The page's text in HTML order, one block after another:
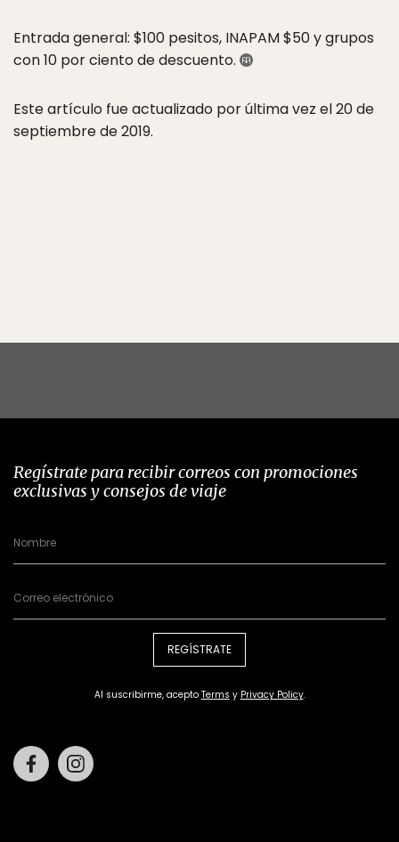
Entrada general: $100 pesitos, INAPAM $50 y grupos
con 10 por ciento de descuento.
Este artículo fue actualizado por última vez el 20 de
septiembre de 2019.
Regístrate para recibir correos con promociones
exclusivas y consejos de viaje
REGÍSTRATE
Al suscribirme, acepto Terms y Privacy Policy.
Facebook